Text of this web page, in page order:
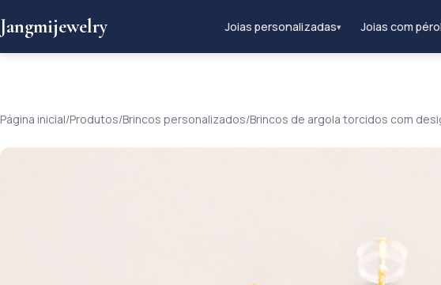
Jangmijewelry Joias personalizadas▾ Joias com
Página inicial/Produtos/Brincos personalizados/Brincos de argola torcidos com